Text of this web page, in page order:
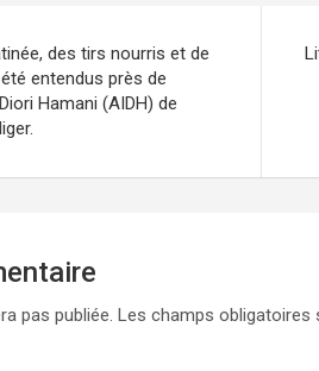
des tirs nourris et de
entendus près de
Hamani (AIDH) de
pas publiée. Les champs obligatoires